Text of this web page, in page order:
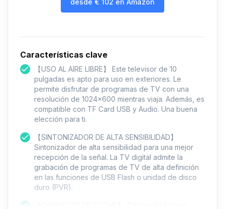
Características clave
【USO AL AIRE LIBRE】 Este televisor de 10
pulgadas es apto para uso en exteriores. Le
permite disfrutar de programas de TV con una
resolución de 1024x600 mientras viaja. Además, es
compatible con TF Card USB y Audio. Una buena
elección para ti.
【SINTONIZADOR DE ALTA SENSIBILIDAD】
Sintonizador de alta sensibilidad para una mejor
recepción de la señal. La TV digital admite la
grabación de programas de TV de alta definición
en las funciones de USB Flash o unidad de disco
duro (PVR).